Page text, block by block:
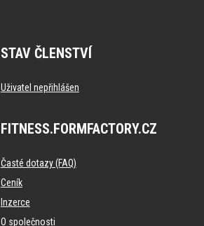
STAV ČLENSTVÍ
Uživatel nepřihlášen
FITNESS.FORMFACTORY.CZ
Časté dotazy (FAQ)
Ceník
Inzerce
O společnosti